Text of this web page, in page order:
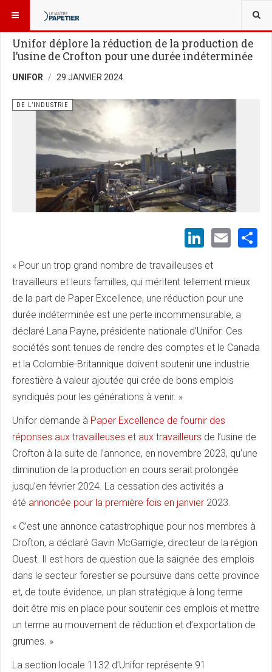
VOUS ÊTES ICI :
Unifor déplore la réduction de la production de
l’usine de Crofton pour une durée indéterminée
UNIFOR 29 JANVIER 2024
DE L’INDUSTRIE
« Pour un trop grand nombre de travailleuses et
travailleurs et leurs familles, qui méritent tellement mieux
de la part de Paper Excellence, une réduction pour une
durée indéterminée est une perte incommensurable, a
déclaré Lana Payne, présidente nationale d’Unifor. Ces
sociétés sont tenues de rendre des comptes et le Canada
et la Colombie-Britannique doivent soutenir une industrie
forestière à valeur ajoutée qui crée de bons emplois
syndiqués pour les générations à venir. »
Unifor demande à Paper Excellence de fournir des
réponses aux travailleuses et aux travailleurs de l’usine de
Crofton à la suite de l’annonce, en novembre 2023, qu’une
diminution de la production en cours serait prolongée
jusqu’en février 2024. La cessation des activités a
été annoncée pour la première fois en janvier 2023.
« C’est une annonce catastrophique pour nos membres à
Crofton, a déclaré Gavin McGarrigle, directeur de la région
Ouest. Il est hors de question que la saignée des emplois
dans le secteur forestier se poursuive dans cette province
et, de toute évidence, un plan stratégique à long terme
doit être mis en place pour soutenir ces emplois et mettre
un terme au mouvement de réduction et d’exportation de
grumes. »
La section locale 1132 d’Unifor représente 91